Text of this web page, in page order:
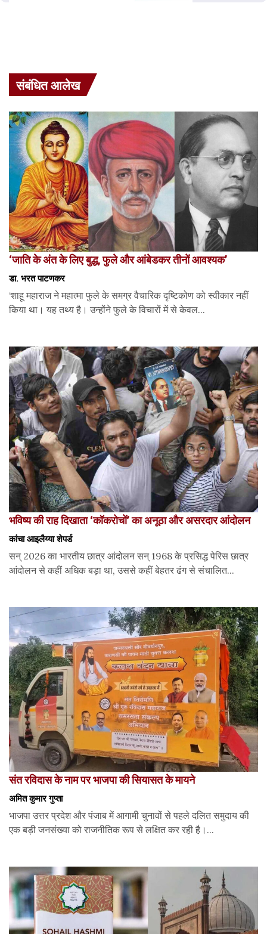
संबंधित आलेख
‘जाति के अंत के लिए बुद्ध, फुले और आंबेडकर तीनों आवश्यक’
डा. भरत पाटणकर
‘शाहू महाराज ने महात्मा फुले के समग्र वैचारिक दृष्टिकोण को स्वीकार नहीं
किया था। यह तथ्य है। उन्होंने फुले के विचारों में से केवल...
भविष्य की राह दिखाता ‘कॉकरोचों’ का अनूठा और असरदार आंदोलन
कांचा आइलैय्या शेपर्ड
सन् 2026 का भारतीय छात्र आंदोलन सन् 1968 के प्रसिद्ध पेरिस छात्र
आंदोलन से कहीं अधिक बड़ा था, उससे कहीं बेहतर ढंग से संचालित...
संत रविदास के नाम पर भाजपा की सियासत के मायने
अमित कुमार गुप्ता
भाजपा उत्तर प्रदेश और पंजाब में आगामी चुनावों से पहले दलित समुदाय की
एक बड़ी जनसंख्या को राजनीतिक रूप से लक्षित कर रही है।...